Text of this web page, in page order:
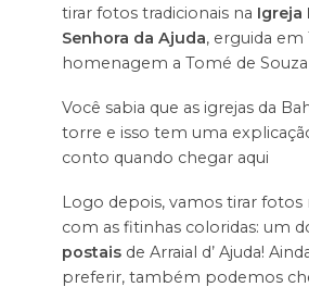
tirar fotos tradicionais na Igreja
Senhora da Ajuda, erguida em
homenagem a Tomé de Souza
Você sabia que as igrejas da
torre e isso tem uma
conto quando chegar aqui
Logo depois, vamos tirar
com as fitinhas coloridas: um
postaisde Arraial d’ Ajuda!
preferir, também podemos